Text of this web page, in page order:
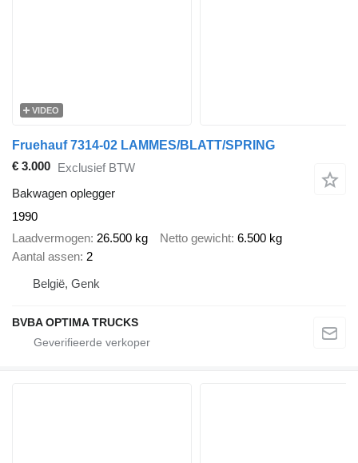
VIDEO
Fruehauf 7314-02 LAMMES/BLATT/SPRING
€ 3.000 Exclusief BTW
Bakwagen oplegger
1990
Laadvermogen 26.500 kg Netto gewicht 6.500 kg
Aantal assen 2
België, Genk
BVBA OPTIMA TRUCKS